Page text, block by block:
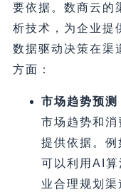
要依据。数商云的
析技术，为企业提
数据驱动决策在渠
方面：
市场趋势预测
市场趋势和
提供依据。
可以利用AI算
业合理规划渠